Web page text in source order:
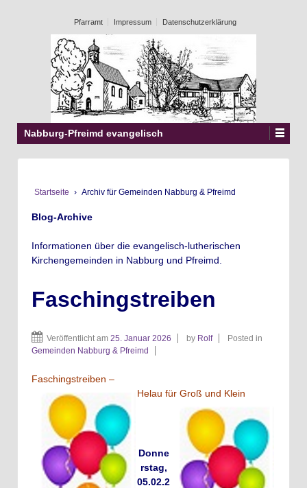
Pfarramt Impressum Datenschutzerklärung
Nabburg-Pfreimd evangelisch
Startseite › Archiv für Gemeinden Nabburg & Pfreimd
Blog-Archive
Informationen über die evangelisch-lutherischen
Kirchengemeinden in Nabburg und Pfreimd.
Faschingstreiben
Veröffentlicht am 25. Januar 2026 by Rolf
Posted in
Gemeinden Nabburg & Pfreimd
Faschingstreiben –
Helau für Groß und Klein
Donne
rstag,
05.02.2